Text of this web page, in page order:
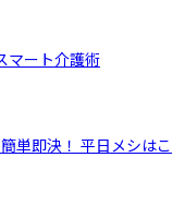
マート介護術
単即決！ 平日メシはこ